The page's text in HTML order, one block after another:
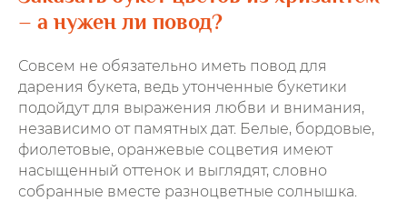
– а нужен ли повод?
Совсем не обязательно иметь повод для
дарения букета, ведь утонченные букетики
подойдут для выражения любви и внимания,
независимо от памятных дат. Белые, бордовые,
фиолетовые, оранжевые соцветия имеют
насыщенный оттенок и выглядят, словно
собранные вместе разноцветные солнышка.